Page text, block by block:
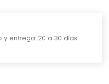
entrega: 20 a 30 días